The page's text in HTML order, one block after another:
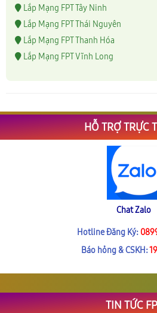
Lắp Mạng FPT Tây Ninh
Lắp Mạng FPT Thái Nguyên
Lắp Mạng FPT Thanh Hóa
Lắp Mạng FPT Vĩnh Long
HỖ TRỢ TRỰC
Chat Zalo
Hotline Đăng Ký:
Báo hỏng & CSKH:
TIN TỨC